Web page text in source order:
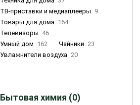
ТВ-приставки и медиаплееры 9
Товары для дома 164
Телевизоры 46
Умный дом 162 Чайники 23
Увлажнители воздуха 20
Бытовая химия (0)